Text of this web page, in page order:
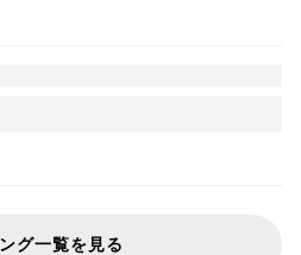
グ一覧を見る